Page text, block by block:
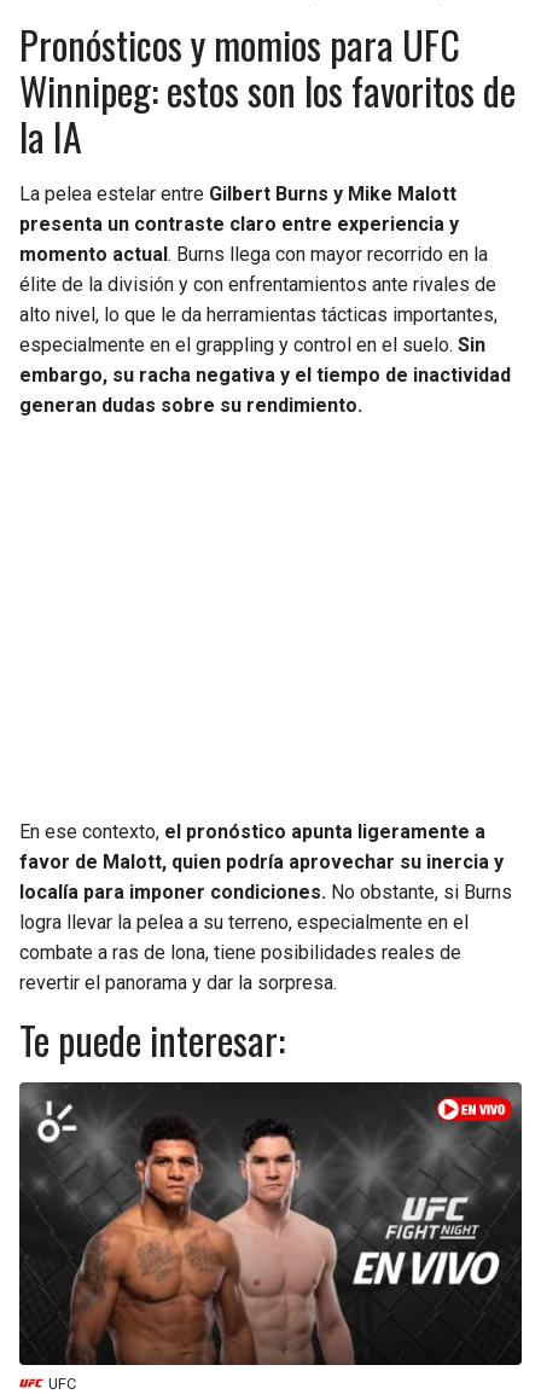
Pronósticos y momios para UFC
Winnipeg: estos son los favoritos de
la IA
La pelea estelar entre Gilbert Burns y Mike Malott
presenta un contraste claro entre experiencia y
momento actual . Burns llega con mayor recorrido en la
élite de la división y con enfrentamientos ante rivales de
alto nivel, lo que le da herramientas tácticas importantes,
especialmente en el grappling y control en el suelo. Sin
embargo, su racha negativa y el tiempo de inactividad
generan dudas sobre su rendimiento.
En ese contexto, el pronóstico apunta ligeramente a
favor de Malott, quien podría aprovechar su inercia y
localía para imponer condiciones. No obstante, si Burns
logra llevar la pelea a su terreno, especialmente en el
combate a ras de lona, tiene posibilidades reales de
revertir el panorama y dar la sorpresa.
Te puede interesar:
UFC